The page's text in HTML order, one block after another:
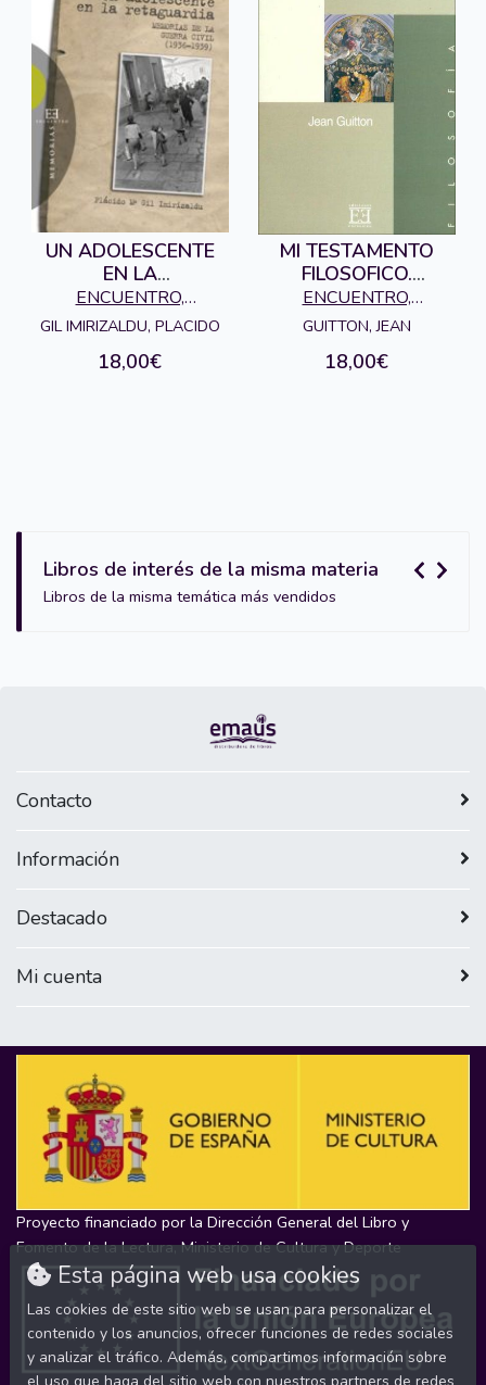
UN ADOLESCENTE
EN LA
RETAGUARDIA.
MEMORIAS DE LA
GUERRA CIVI
ENCUENTRO,
EDICIONES
GIL IMIRIZALDU, PLACIDO
18,00€
MI TESTAMENTO
FILOSOFICO.
AGOTADO
ENCUENTRO,
EDICIONES
GUITTON, JEAN
18,00€
Libros de interés de la misma materia
Libros de la misma temática más vendidos
Contacto
Información
Destacado
Mi cuenta
Proyecto financiado por la Dirección General del Libro y
Fomento de la Lectura, Ministerio de Cultura y Deporte
Esta página web usa cookies
Las cookies de este sitio web se usan para personalizar el
contenido y los anuncios, ofrecer funciones de redes sociales
y analizar el tráfico. Además, compartimos información sobre